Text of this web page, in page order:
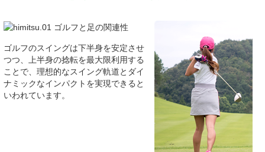
ゴルフのスイングは下半身を安定させ
つつ、上半身の捻転を最大限利用する
ことで、理想的なスイング軌道とダイ
ナミックなインパクトを実現できると
いわれています。